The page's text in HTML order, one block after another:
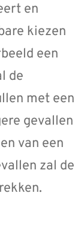
en
kiezen
een
de
met een
gevallen
van een
zal de